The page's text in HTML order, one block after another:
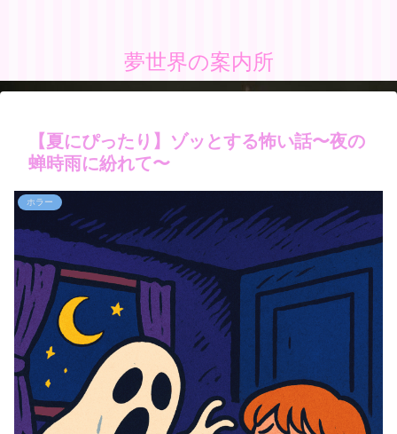
夢世界の案内所
【夏にぴったり】ゾッとする怖い話〜夜の
蝉時雨に紛れて〜
ホラー